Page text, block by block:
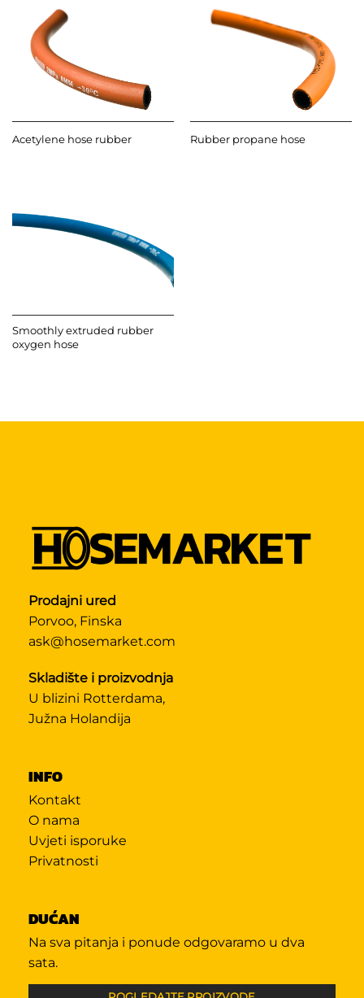
Acetylene hose rubber Rubber propane hose
Smoothly extruded rubber
oxygen hose
Prodajni ured
Porvoo, Finska
ask@hosemarket.com
Skladište i proizvodnja
U blizini Rotterdama,
Južna Holandija
INFO
Kontakt
O nama
Uvjeti isporuke
Privatnosti
DUĆAN
Na sva pitanja i ponude odgovaramo u dva
sata.